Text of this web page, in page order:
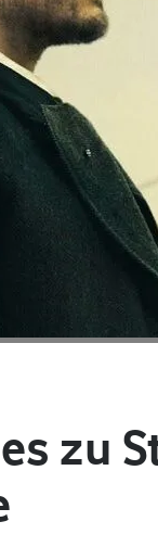
zu